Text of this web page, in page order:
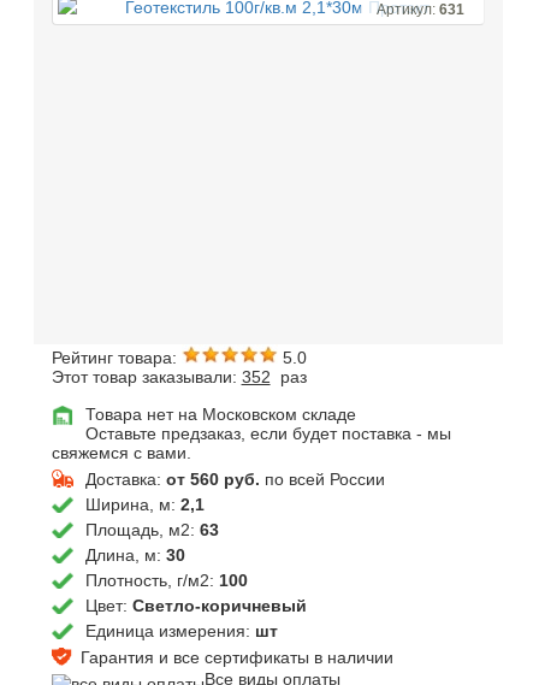
Артикул: 631
Рейтинг товара:
5.0
Этот товар заказывали: 352 раз
Товара нет на Московском складе
Оставьте предзаказ, если будет поставка - мы
свяжемся с вами.
Доставка: от 560 руб. по всей России
Ширина, м: 2,1
Площадь, м2: 63
Длина, м: 30
Плотность, г/м2: 100
Цвет: Светло-коричневый
Единица измерения: шт
Гарантия и все сертификаты в наличии
Все виды оплаты